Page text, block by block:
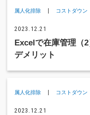
属人化排除 コストダウン
2023.12.21
Excelで在庫管理（
デメリット
属人化排除 コストダウン
2023.12.21